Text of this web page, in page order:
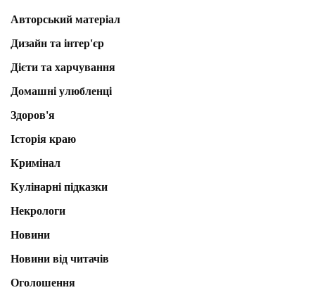
Авторський матеріал
Дизайн та інтер'єр
Дієти та харчування
Домашні улюбленці
Здоров'я
Історія краю
Кримінал
Кулінарні підказки
Некрологи
Новини
Новини від читачів
Оголошення